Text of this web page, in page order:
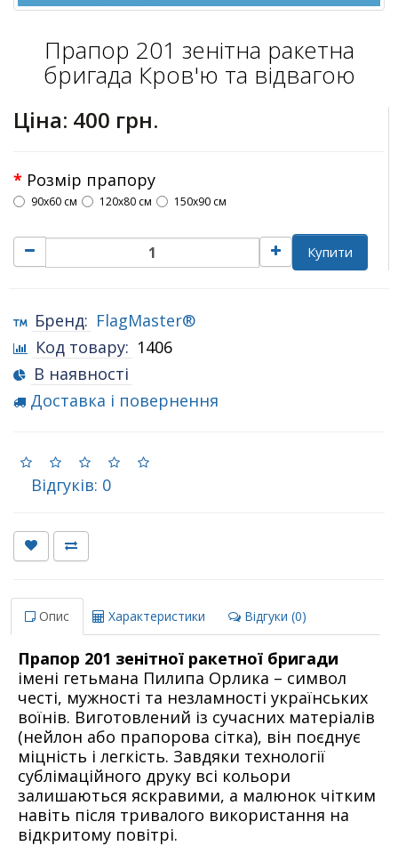
Прапор 201 зенітна ракетна
бригада Кров'ю та відвагою
Ціна: 400 грн.
Розмір прапору
90х60 см 120х80 см 150х90 см
Купити
Бренд: FlagMaster®
Код товару: 1406
В наявності
Доставка і повернення
Відгуків: 0
Опис Характеристики Відгуки (0)
Прапор 201 зенітної ракетної бригади
імені гетьмана Пилипа Орлика – символ
честі, мужності та незламності українських
воїнів. Виготовлений із сучасних матеріалів
(нейлон або прапорова сітка), він поєднує
міцність і легкість. Завдяки технології
сублімаційного друку всі кольори
залишаються яскравими, а малюнок чітким
навіть після тривалого використання на
відкритому повітрі.